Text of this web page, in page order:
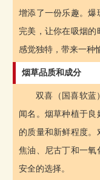
增添了一份乐趣。爆
完美，让你在吸烟
感觉独特，带来一种
烟草品质和成分
双喜（国喜软蓝
闻名。烟草种植于
的质量和新鲜程度
焦油、尼古丁和一氧
安全的选择。